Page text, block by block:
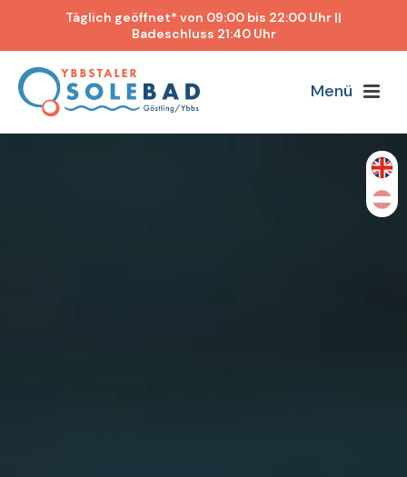
Täglich geöffnet* von 09:00 bis 22:00 Uhr ||
Badeschluss 21:40 Uhr